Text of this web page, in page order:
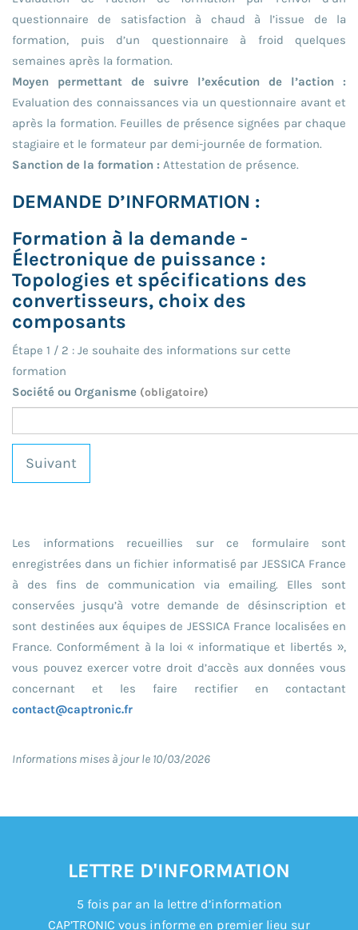
questionnaire de satisfaction à chaud à l’issue de la
formation, puis d’un questionnaire à froid quelques
semaines après la formation.
Moyen permettant de suivre l’exécution de l’action :
Evaluation des connaissances via un questionnaire avant et
après la formation. Feuilles de présence signées par chaque
stagiaire et le formateur par demi-journée de formation.
Sanction de la formation : Attestation de présence.
DEMANDE D’INFORMATION :
Formation à la demande -
Électronique de puissance :
Topologies et spécifications des
convertisseurs, choix des
composants
Étape 1 / 2 : Je souhaite des informations sur cette
formation
Société ou Organisme (obligatoire)
Suivant
Les informations recueillies sur ce formulaire sont
enregistrées dans un fichier informatisé par JESSICA France
à des fins de communication via emailing. Elles sont
conservées jusqu’à votre demande de désinscription et
sont destinées aux équipes de JESSICA France localisées en
France. Conformément à la loi « informatique et libertés »,
vous pouvez exercer votre droit d’accès aux données vous
concernant et les faire rectifier en contactant
contact@captronic.fr
Informations mises à jour le 10/03/2026
LETTRE D'INFORMATION
5 fois par an la lettre d’information
CAP’TRONIC vous informe en premier lieu sur